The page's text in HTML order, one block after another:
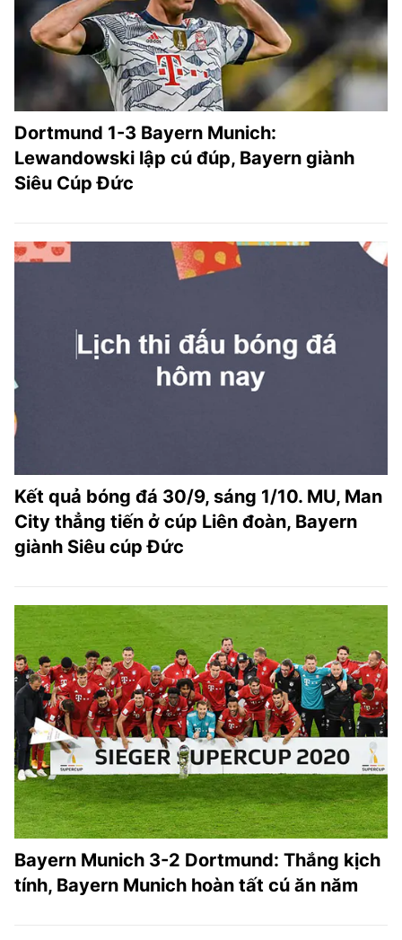
TRA CỨU PHƯỜNG XÃ
CỐNG HIẾN
BÙI XUÂN PHÁI
TIỆN ÍCH
LIÊN HỆ QUẢNG CÁO
Điện thoại: 024.38254756
Dortmund 1-3 Bayern Munich:
Lewandowski lập cú đúp, Bayern giành
Siêu Cúp Đức
Kết quả bóng đá 30/9, sáng 1/10. MU, Man
City thẳng tiến ở cúp Liên đoàn, Bayern
giành Siêu cúp Đức
Bayern Munich 3-2 Dortmund: Thắng kịch
tính, Bayern Munich hoàn tất cú ăn năm